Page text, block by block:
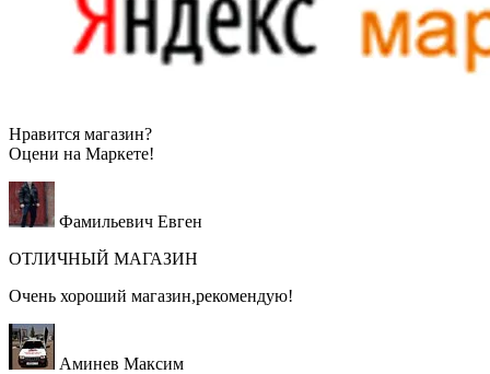
Нравится магазин?
Оцени на Маркете!
Фамильевич Евген
ОТЛИЧНЫЙ МАГАЗИН
Очень хороший магазин,рекомендую!
Аминев Максим